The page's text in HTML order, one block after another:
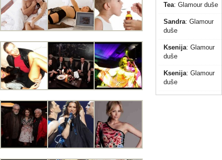
Tea: Glamour duše
Sandra: Glamour
duše
Ksenija: Glamour
duše
Ksenija: Glamour
duše